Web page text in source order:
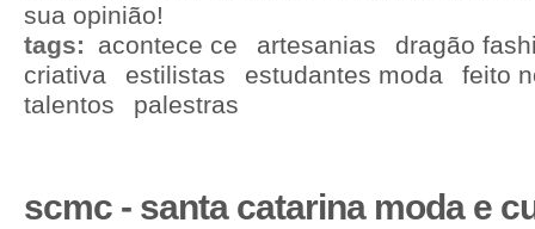
sua opinião!
tags:
acontece ce artesanias
dragão
criativa
estilistas estudantes moda
feito
talentos
palestras
scmc - santa catarina moda e